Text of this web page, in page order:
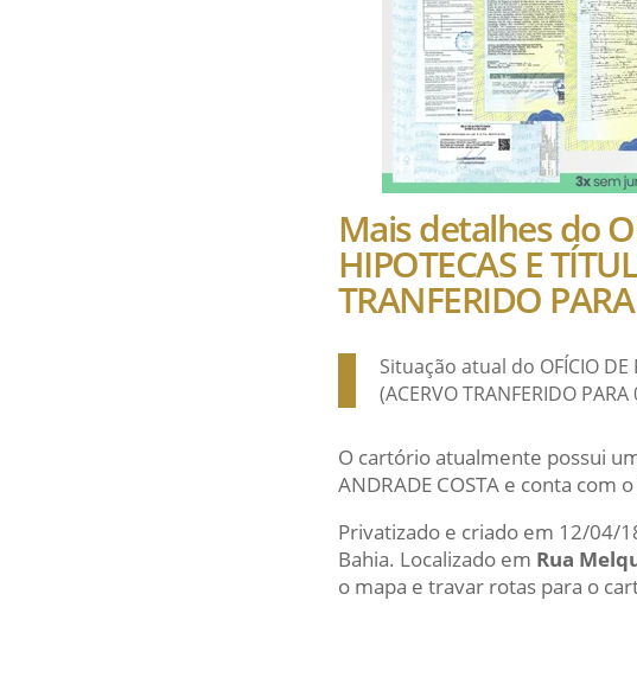
Mais detalhes do
HIPOTECAS E
TRANFERIDO
Situação atual do OFÍCIO DE
(ACERVO TRANFERIDO
O cartório atualmente possui
ANDRADE COSTA e conta com
Privatizado e criado em 12/04/
Bahia. Localizado em Rua
o mapa e travar rotas para o